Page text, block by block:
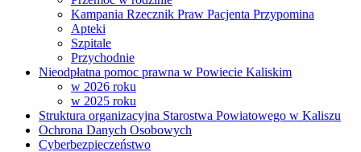
Kampania Rzecznik Praw Pacjenta Przypomina
Apteki
Szpitale
Przychodnie
Nieodpłatna pomoc prawna w Powiecie Kaliskim
w 2026 roku
w 2025 roku
Struktura organizacyjna Starostwa Powiatowego w Kaliszu
Ochrona Danych Osobowych
Cyberbezpieczeństwo